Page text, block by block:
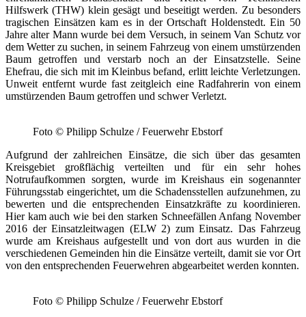
Hilfswerk (THW) klein gesägt und beseitigt werden. Zu besonders
tragischen Einsätzen kam es in der Ortschaft Holdenstedt. Ein 50
Jahre alter Mann wurde bei dem Versuch, in seinem Van Schutz vor
dem Wetter zu suchen, in seinem Fahrzeug von einem umstürzenden
Baum getroffen und verstarb noch an der Einsatzstelle. Seine
Ehefrau, die sich mit im Kleinbus befand, erlitt leichte Verletzungen.
Unweit entfernt wurde fast zeitgleich eine Radfahrerin von einem
umstürzenden Baum getroffen und schwer Verletzt.
Foto © Philipp Schulze / Feuerwehr Ebstorf
Aufgrund der zahlreichen Einsätze, die sich über das gesamten
Kreisgebiet großflächig verteilten und für ein sehr hohes
Notrufaufkommen sorgten, wurde im Kreishaus ein sogenannter
Führungsstab eingerichtet, um die Schadensstellen aufzunehmen, zu
bewerten und die entsprechenden Einsatzkräfte zu koordinieren.
Hier kam auch wie bei den starken Schneefällen Anfang November
2016 der Einsatzleitwagen (ELW 2) zum Einsatz. Das Fahrzeug
wurde am Kreishaus aufgestellt und von dort aus wurden in die
verschiedenen Gemeinden hin die Einsätze verteilt, damit sie vor Ort
von den entsprechenden Feuerwehren abgearbeitet werden konnten.
Foto © Philipp Schulze / Feuerwehr Ebstorf